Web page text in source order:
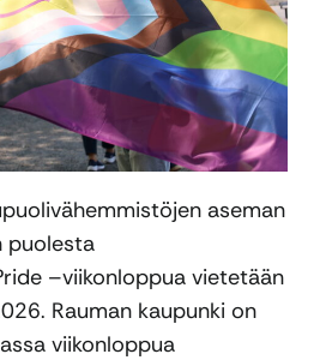
aseman
puolesta
–viikonloppua vietetään
Rauman kaupunki on
viikonloppua